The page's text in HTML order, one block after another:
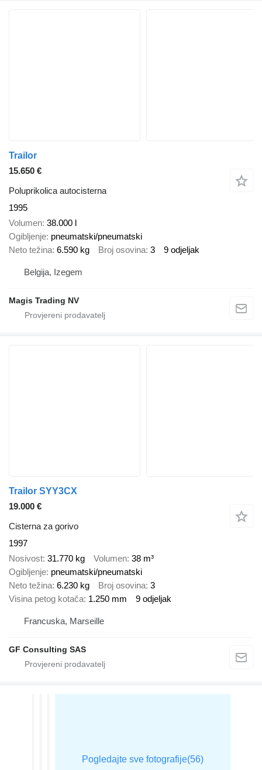
Trailor
15.650 €
Poluprikolica autocisterna
1995
Volumen 38.000 l
Ogibljenje pneumatski/pneumatski
Neto težina 6.590 kg Broj osovina 3 9 odjeljak
Belgija, Izegem
Magis Trading NV
Trailor SYY3CX
19.000 €
Cisterna za gorivo
1997
Nosivost 31.770 kg Volumen 38 m³
Ogibljenje pneumatski/pneumatski
Neto težina 6.230 kg Broj osovina 3
Visina petog kotača 1.250 mm 9 odjeljak
Francuska, Marseille
GF Consulting SAS